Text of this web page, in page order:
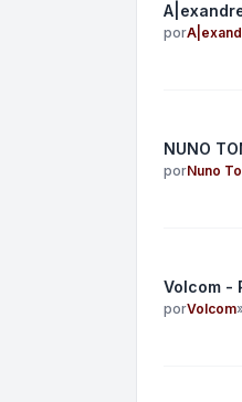
por
NUNO
porNuno
Volcom -
porVolcom